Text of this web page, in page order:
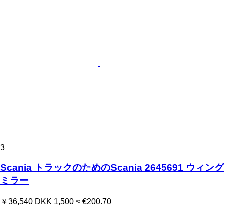
3
Scania トラックのためのScania 2645691 ウィング
ミラー
￥36,540 DKK 1,500 ≈ €200.70